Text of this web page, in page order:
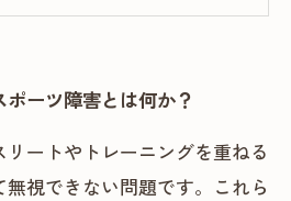
最新トレンドに迫る
ーツを楽しむために：健康
ーツ障害とは何か？
ートやトレーニングを重ねる
視できない問題です。これら